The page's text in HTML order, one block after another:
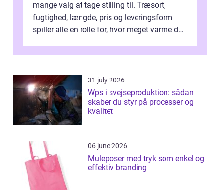
mange valg at tage stilling til. Træsort,
fugtighed, længde, pris og leveringsform
spiller alle en rolle for, hvor meget varme du
31 july 2026
Wps i svejseproduktion: sådan
skaber du styr på processer og
kvalitet
06 june 2026
Muleposer med tryk som enkel og
effektiv branding